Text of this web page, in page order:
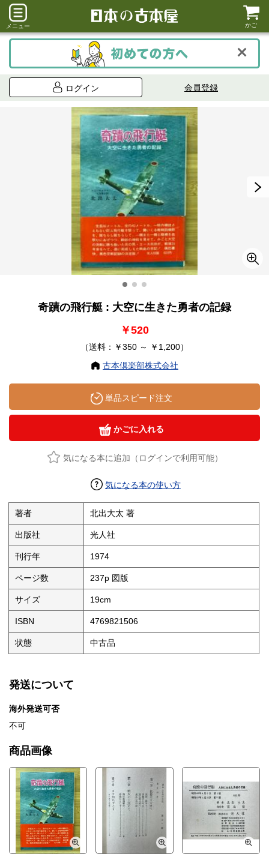
メニュー かご
ログイン 会員登録
奇蹟の飛行艇 : 大空に生きた勇者の記録
￥520
（送料：￥350 ～ ￥1,200）
古本倶楽部株式会社
単品スピード注文
かごに入れる
気になる本に追加（ログインで利用可能）
気になる本の使い方
著者 北出大太 著
出版社 光人社
刊行年 1974
ページ数 237p 図版
サイズ 19cm
ISBN 4769821506
状態 中古品
発送について
海外発送可否
不可
商品画像